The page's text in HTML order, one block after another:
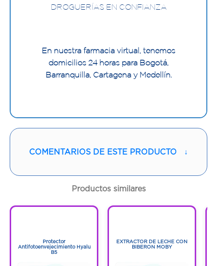
DROGUERÍAS EN CONFIANZA
En nuestra farmacia virtual, tenemos
domicilios 24 horas para Bogotá,
Barranquilla, Cartagena y Medellín.
COMENTARIOS DE ESTE PRODUCTO ↓
Productos similares
Protector
Antifotoenvejecimiento Hyalu
B5
EXTRACTOR DE LECHE CON
BIBERON MOBY